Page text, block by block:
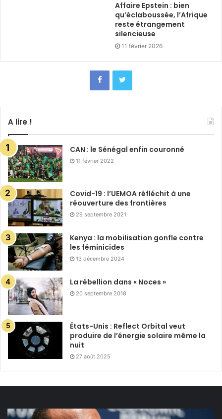
Affaire Epstein : bien
qu’éclaboussée, l’Afrique
reste étrangement
silencieuse
11 février 2026
A lire !
CAN : le Sénégal enfin couronné
11 février 2022
Covid-19 : l’UEMOA réfléchit à une
réouverture des frontières
29 septembre 2021
Kenya : la mobilisation gonfle contre
les féminicides
13 décembre 2024
La rébellion dans « Noces »
20 septembre 2018
États-Unis : Reflect Orbital veut
produire de l’énergie solaire même la
nuit
27 août 2025
Privatisation